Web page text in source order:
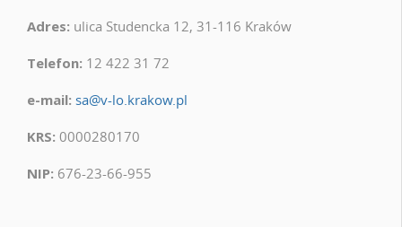
Adres: ulica Studencka 12, 31-116 Kraków
Telefon: 12 422 31 72
e-mail: sa@v-lo.krakow.pl
KRS: 0000280170
NIP: 676-23-66-955